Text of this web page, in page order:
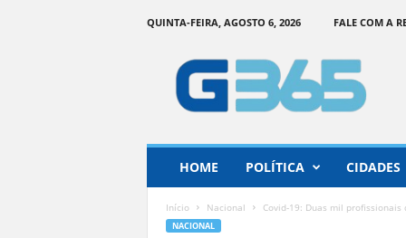
QUINTA-FEIRA, AGOSTO 6, 2026 FALE COM A
HOME POLÍTICA CIDADES
Início Nacional Covid-19: Duas mil
NACIONAL